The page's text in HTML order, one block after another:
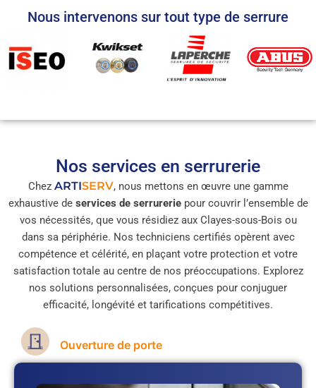
Nous intervenons sur tout type de serrure
Nos services en serrurerie
Chez ARTISERV, nous mettons en œuvre une gamme
exhaustive de services de serrureriepour couvrir l’ensemble de
vos nécessités, que vous résidiez aux Clayes-sous-Bois ou
dans sa périphérie. Nos techniciens certifiés opèrent avec
compétence et célérité, en plaçant votre protection et votre
satisfaction totale au centre de nos préoccupations. Explorez
nos solutions personnalisées, conçues pour conjuguer
efficacité, longévité et tarifications compétitives.
Ouverture de porte